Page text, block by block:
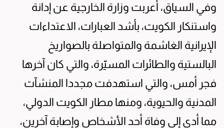
وفي السياق، أعربت وزارة الخارجية عن إدانة
واستنكار الكويت، بأشد العبارات، الاعتداءات
الإيرانية الغاشمة والمتواصلة بالصواريخ
البالستية والطائرات المسيّرة، والتي كان آخرها
فجر أمس، والتي استهدفت مجددا المنشآت
المدنية والحيوية، ومنها مطار الكويت الدولي،
مما أدى إلى وفاة أحد الأشخاص وإصابة آخرين،